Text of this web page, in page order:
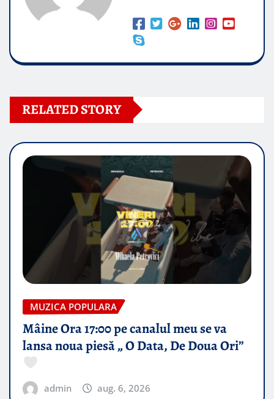
RELATED STORY
MUZICA POPULARA
Mâine Ora 17:00 pe canalul meu se va
lansa noua piesă „ O Data, De Doua Ori”
admin aug. 6, 2026